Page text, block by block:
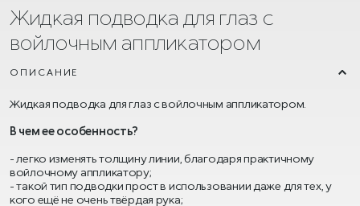
Жидкая подводка для глаз с
войлочным аппликатором
ОПИСАНИЕ
Жидкая подводка для глаз с войлочным аппликатором.
В чем ее особенность?
- легко изменять толщину линии, благодаря практичному
войлочному аппликатору;
- такой тип подводки прост в использовании даже для тех, у
кого ещё не очень твёрдая рука;